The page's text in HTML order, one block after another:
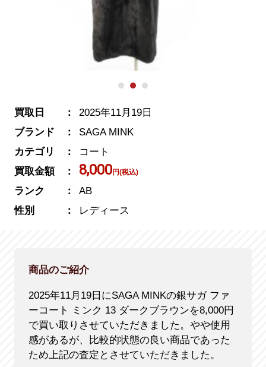
買取日
2025年11月19日
ブランド
SAGA MINK
カテゴリ
コート
買取金額
8,000円(税込)
ランク
AB
性別
レディース
商品のご紹介
2025年11月19日にSAGA MINKの銀サガ ファ
ーコート ミンク 13 ダークブラウンを8,000円
で買い取りさせていただきました。やや使用
感があるが、比較的状態の良い商品であった
ため上記の査定とさせていただきました。